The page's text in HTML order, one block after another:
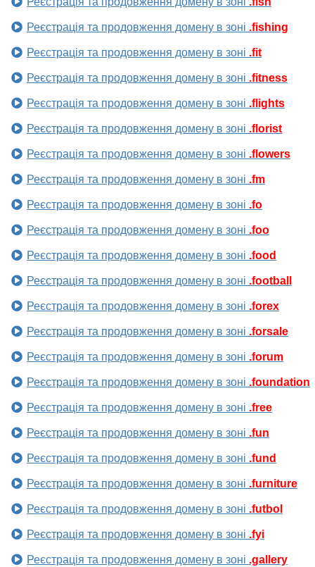
Реєстрація та продовження домену в зоні .fishing
Реєстрація та продовження домену в зоні .fit
Реєстрація та продовження домену в зоні .fitness
Реєстрація та продовження домену в зоні .flights
Реєстрація та продовження домену в зоні .florist
Реєстрація та продовження домену в зоні .flowers
Реєстрація та продовження домену в зоні .fm
Реєстрація та продовження домену в зоні .fo
Реєстрація та продовження домену в зоні .foo
Реєстрація та продовження домену в зоні .food
Реєстрація та продовження домену в зоні .football
Реєстрація та продовження домену в зоні .forex
Реєстрація та продовження домену в зоні .forsale
Реєстрація та продовження домену в зоні .forum
Реєстрація та продовження домену в зоні .foundation
Реєстрація та продовження домену в зоні .free
Реєстрація та продовження домену в зоні .fun
Реєстрація та продовження домену в зоні .fund
Реєстрація та продовження домену в зоні .furniture
Реєстрація та продовження домену в зоні .futbol
Реєстрація та продовження домену в зоні .fyi
Реєстрація та продовження домену в зоні .gallery